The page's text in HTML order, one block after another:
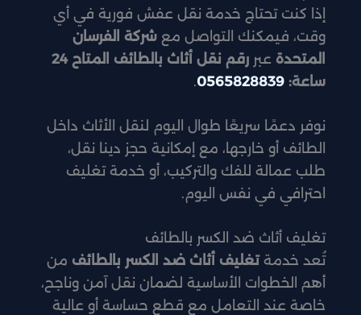
إذا كنت تحتاج خدمة نقل عفش فورية في أي
وقت، فيمكنك التواصل مع شركة الفرسان
المتحدة عبر
رقم نقل أثاث بالطائف المتاح 24
ساعة:
.
نوفر دعمًا سريعًا طوال اليوم لنقل الأثاث داخل
الطائف أو خارجها، مع إمكانية حجز دينا نقل،
طلب عمالة للفك والتركيب، أو خدمة تغليف
احترافي في نفس اليوم.
تغليف أثاث ضد الكسر بالطائف
تُعد خدمةتغليف أثاث ضد الكسر بالطائف من
أهم الخطوات الأساسية لضمان نقل آمن وناجح،
خاصة عند التعامل مع قطع حساسة أو عالية